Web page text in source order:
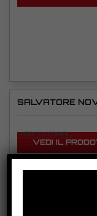
SALVATORE
VEDI TUTORIAL
VEDI IL